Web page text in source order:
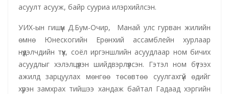
асуулт асууж, байр сууриа илэрхийлсэн.
УИХ-ын гишүүн Д.Бум-Очир, Манай улс гурван жилийн
өмнө Юнескогийн Ерөнхий ассамблейн хурлаар
нүүдэлчдийн түүх, соёл иргэншлийн асуудлаар ном бичих
асуудлыг хэлэлцүүлэн шийдвэрлүүлсэн. Гэтэл ном бүтээх
ажилд зарцуулах мөнгөө төсөвтөө суулгахгүй өдийг
хүрэн замхрах тийшээ хандаж байтал Гадаад хэргийн